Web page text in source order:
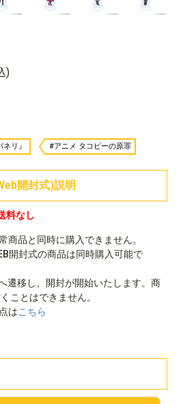
)
リ』 #アニメ タコピーの原罪
開封式)説明
料なし
商品と同時に購入できません。
開封式の商品は同時購入可能で
遷移し、開封が開始いたします。商
ことはできません。
はこちら